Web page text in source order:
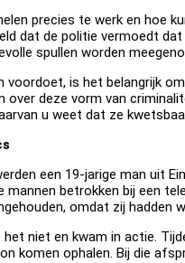
precies te werk en hoe
dat de politie vermoedt
spullen worden
voordoet, is het belangrijk
over deze vorm van
u weet dat ze
een 19-jarige man uit
mannen betrokken bij een
omdat zij hadden
het niet en kwam in actie.
komen ophalen. Bij die